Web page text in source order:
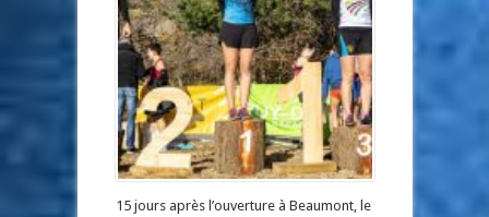
15 jours après l’ouverture à Beaumont, le